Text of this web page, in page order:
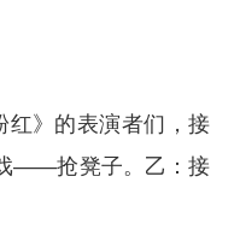
红》的表演者们，接
——抢凳子。乙：接